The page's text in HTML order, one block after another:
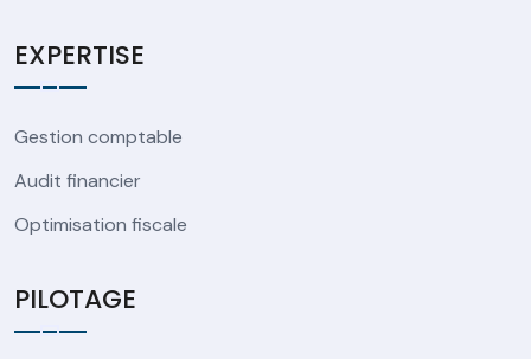
EXPERTISE
Gestion comptable
Audit financier
Optimisation fiscale
PILOTAGE